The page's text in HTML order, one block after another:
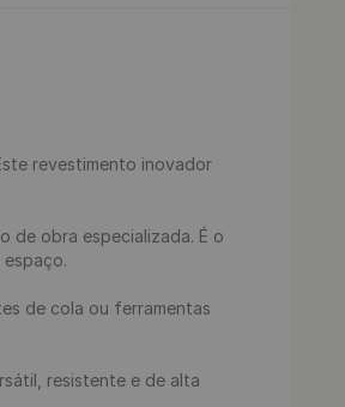
revestimento inovador
de obra especializada. É o
de cola ou ferramentas
resistente e de alta